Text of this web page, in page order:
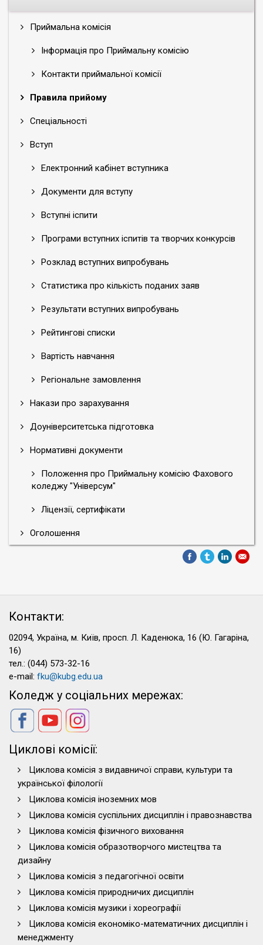
Приймальна комісія
Інформація про Приймальну комісію
Контакти приймальної комісії
Правила прийому
Спеціальності
Вступ
Електронний кабінет вступника
Документи для вступу
Вступні іспити
Програми вступних іспитів та творчих конкурсів
Розклад вступних випробувань
Статистика про кількість поданих заяв
Результати вступних випробувань
Рейтингові списки
Вартість навчання
Регіональне замовлення
Накази про зарахування
Доуніверситетська підготовка
Нормативні документи
Положення про Приймальну комісію Фахового
коледжу "Універсум"
Ліцензії, сертифікати
Оголошення
Контакти:
02094, Україна, м. Київ, просп. Л. Каденюка, 16 (Ю. Гагаріна,
16)
тел.: (044) 573-32-16
e-mail: fku@kubg.edu.ua
Коледж у соціальних мережах:
Циклові комісії:
Циклова комісія з видавничої справи, культури та
української філології
Циклова комісія іноземних мов
Циклова комісія суспільних дисциплін і правознавства
Циклова комісія фізичного виховання
Циклова комісія образотворчого мистецтва та
дизайну
Циклова комісія з педагогічної освіти
Циклова комісія природничих дисциплін
Циклова комісія музики і хореографії
Циклова комісія економіко-математичних дисциплін і
менеджменту